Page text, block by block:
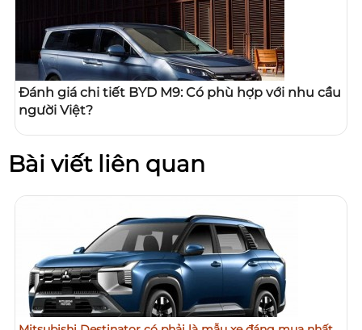
Đánh giá chi tiết BYD M9: Có phù hợp với nhu cầu
người Việt?
Bài viết liên quan